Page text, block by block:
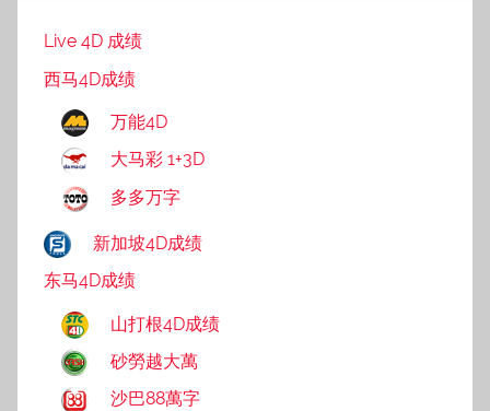
Live 4D 成绩
西马4D成绩
万能4D
大马彩 1+3D
多多万字
新加坡4D成绩
东马4D成绩
山打根4D成绩
砂勞越大萬
沙巴88萬字